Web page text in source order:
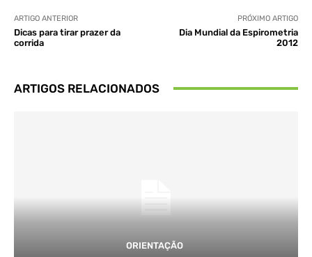
ARTIGO ANTERIOR
Dicas para tirar prazer da
corrida
PRÓXIMO ARTIGO
Dia Mundial da Espirometria
2012
ARTIGOS RELACIONADOS
ORIENTAÇÃO